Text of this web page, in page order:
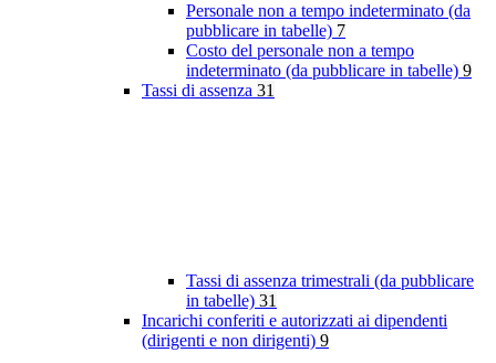
Personale non a tempo indeterminato (da
pubblicare in tabelle) 7
Costo del personale non a tempo
indeterminato (da pubblicare in tabelle) 9
Tassi di assenza 31
Tassi di assenza trimestrali (da pubblicare
in tabelle) 31
Incarichi conferiti e autorizzati ai dipendenti
(dirigenti e non dirigenti) 9